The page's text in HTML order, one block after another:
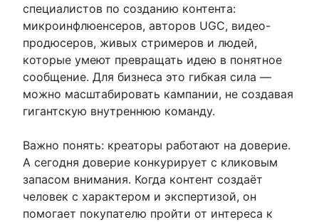
специалистов по созданию контента:
микроинфлюенсеров, авторов UGC, видео-
продюсеров, живых стримеров и людей,
которые умеют превращать идею в понятное
сообщение. Для бизнеса это гибкая сила —
можно масштабировать кампании, не создавая
гигантскую внутреннюю команду.
Важно понять: креаторы работают на доверие.
А сегодня доверие конкурирует с кликовым
запасом внимания. Когда контент создаёт
человек с характером и экспертизой, он
помогает покупателю пройти от интереса к